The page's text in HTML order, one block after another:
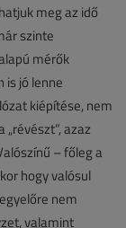
meg az idő
szinte
mérők
is jó lenne
kiépítése, nem
azaz
– főleg a
hogy valósul
nem
valamint